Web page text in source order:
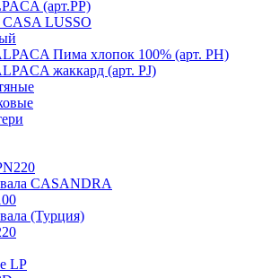
(арт.PP)
LUSSO
Пима хлопок 100% (арт. PH)
жаккард (арт. PJ)
CASANDRA
(Турция)
LP